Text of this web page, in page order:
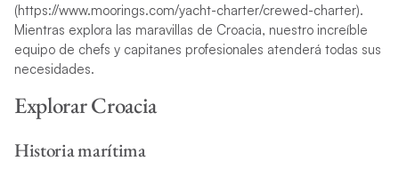
(https://www.moorings.com/yacht-charter/crewed-charter).
Mientras explora las maravillas de Croacia, nuestro increíble
equipo de chefs y capitanes profesionales atenderá todas sus
necesidades.
Explorar Croacia
Historia marítima